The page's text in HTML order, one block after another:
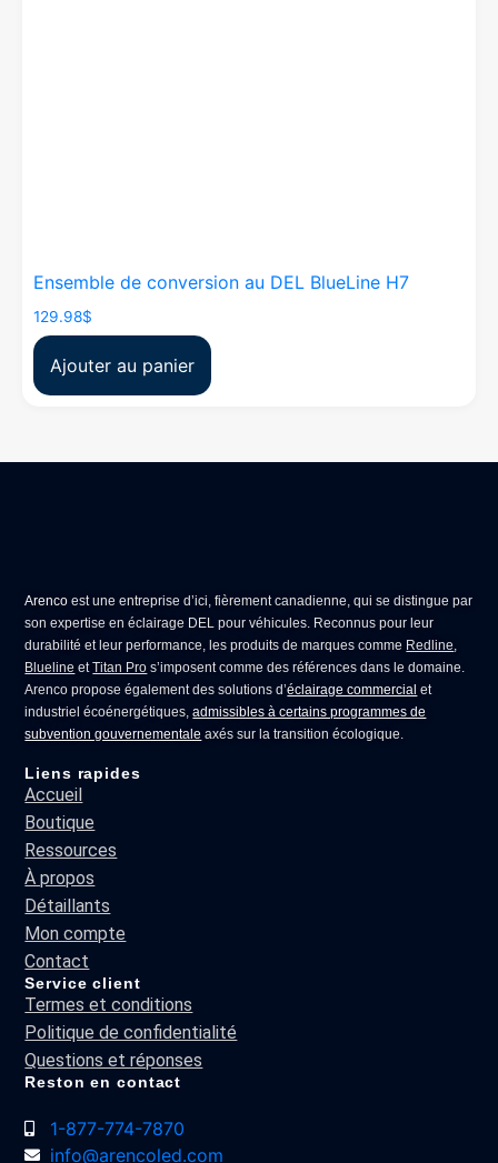
Ensemble de conversion au DEL BlueLine H7
129.98$
Ajouter au panier
Arenco est une entreprise d’ici, fièrement canadienne, qui se distingue par
son expertise enéclairage DEL pour véhicules . Reconnus pour leur
durabilité et leur performance, les produits de marques comme Redline
Blueline etTitan Pro s’imposent comme des références dans le domaine.
Arenco propose également des solutions d’éclairage commercial et
industriel écoénergétiques,admissibles à certains programmes de
subvention gouvernementale axés sur la transition écologique.
Liens rapides
Accueil
Boutique
Ressources
À propos
Détaillants
Mon compte
Contact
Service client
Termes et conditions
Politique de confidentialité
Questions et réponses
Reston en contact
1-877-774-7870
info@arencoled.com